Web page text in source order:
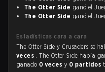
The Otter Side ganó el
The Otter Side ganó el
Estadísticas cara a cara
The Otter Side y Crusaders se
veces . The Otter Side había
ganado 0 vecesy 0 partidos